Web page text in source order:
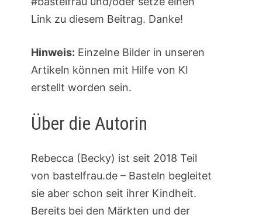
Link zu diesem Beitrag. Danke!
Hinweis: Einzelne Bilder in unseren
Artikeln können mit Hilfe von KI
erstellt worden sein.
Über die Autorin
Rebecca (Becky) ist seit 2018 Teil
von bastelfrau.de – Basteln begleitet
sie aber schon seit ihrer Kindheit.
Bereits bei den Märkten und der